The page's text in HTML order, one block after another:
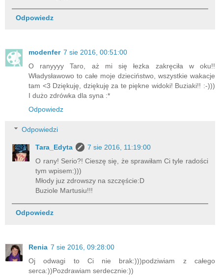
Odpowiedz
modenfer 7 sie 2016, 00:51:00
O ranyyyy Taro, aż mi się łezka zakręciła w oku!!
Władysławowo to całe moje dzieciństwo, wszystkie wakacje
tam <3 Dziękuję, dziękuję za te piękne widoki! Buziaki!! :-)))
I dużo zdrówka dla syna :*
Odpowiedz
Odpowiedzi
Tara_Edyta
7 sie 2016, 11:19:00
O rany! Serio?! Cieszę się, że sprawiłam Ci tyle radości
tym wpisem:)))
Młody juz zdrowszy na szczęście:D
Buziole Martusiu!!!
Odpowiedz
Renia 7 sie 2016, 09:28:00
Oj odwagi to Ci nie brak:)))podziwiam z całego
serca:))Pozdrawiam serdecznie:))